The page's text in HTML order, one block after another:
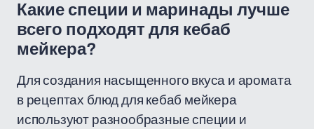
Какие специи и маринады лучше
всего подходят для кебаб
мейкера?
Для создания насыщенного вкуса и аромата
в рецептах блюд для кебаб мейкера
используют разнообразные специи и